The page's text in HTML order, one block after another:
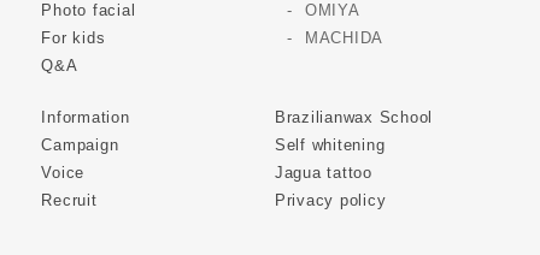
Photo facial
For kids
Q&A
OMIYA
MACHIDA
Information
Campaign
Voice
Recruit
Brazilianwax School
Self whitening
Jagua tattoo
Privacy policy